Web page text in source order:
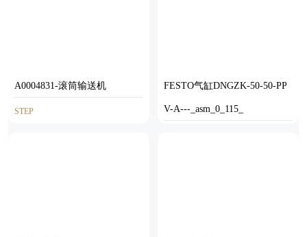
A0004831-滚筒输送机
STEP
FESTO气缸DNGZK-50-50-PP
V-A---_asm_0_115_